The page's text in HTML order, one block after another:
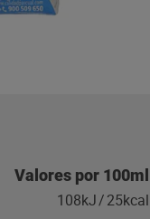
Valores por 100ml
108kJ/25kcal